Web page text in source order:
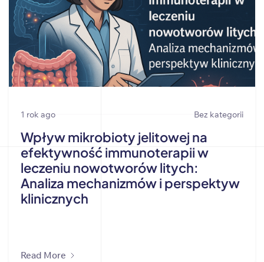
1 rok ago Bez kategorii
Wpływ mikrobioty jelitowej na
efektywność immunoterapii w
leczeniu nowotworów litych:
Analiza mechanizmów i perspektyw
klinicznych
Read More